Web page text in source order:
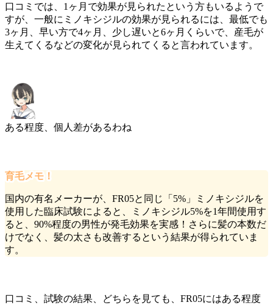
口コミでは、1ヶ月で効果が見られたという方もいるようで
すが、 一般にミノキシジルの効果が見られるには、最低でも
3ヶ月
、早い方で4ヶ月、少し遅いと6ヶ月くらいで、産毛が
生えてくるなどの変化が見られてくると言われています。
ある程度、個人差があるわね
育毛メモ！
国内の有名メーカーが、FR05と同じ「5%」ミノキシジルを
使用した臨床試験によると、ミノキシジル5%を1年間使用す
ると、 90%程度の男性が発毛効果を実感！ さらに髪の本数だ
けでなく、髪の太さも改善するという結果が得られていま
す。
口コミ、試験の結果、どちらを見ても、FR05にはある程度